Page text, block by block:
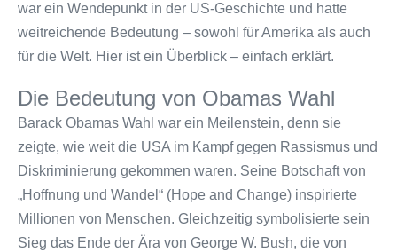
war ein Wendepunkt in der US-Geschichte und hatte
weitreichende Bedeutung – sowohl für Amerika als auch
für die Welt. Hier ist ein Überblick – einfach erklärt.
Die Bedeutung von Obamas Wahl
Barack Obamas Wahl war ein Meilenstein, denn sie
zeigte, wie weit die USA im Kampf gegen Rassismus und
Diskriminierung gekommen waren. Seine Botschaft von
„Hoffnung und Wandel“ (Hope and Change) inspirierte
Millionen von Menschen. Gleichzeitig symbolisierte sein
Sieg das Ende der Ära von George W. Bush, die von